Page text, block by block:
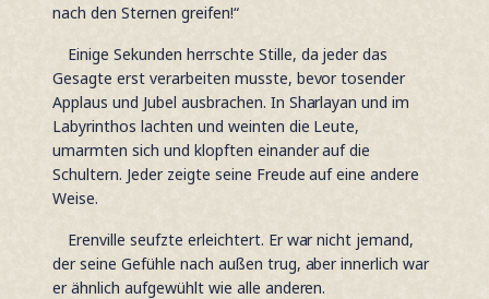
nach den Sternen greifen!“
Einige Sekunden herrschte Stille, da jeder das
Gesagte erst verarbeiten musste, bevor tosender
Applaus und Jubel ausbrachen. In Sharlayan und im
Labyrinthos lachten und weinten die Leute,
umarmten sich und klopften einander auf die
Schultern. Jeder zeigte seine Freude auf eine andere
Weise.
Erenville seufzte erleichtert. Er war nicht jemand,
der seine Gefühle nach außen trug, aber innerlich war
er ähnlich aufgewühlt wie alle anderen.